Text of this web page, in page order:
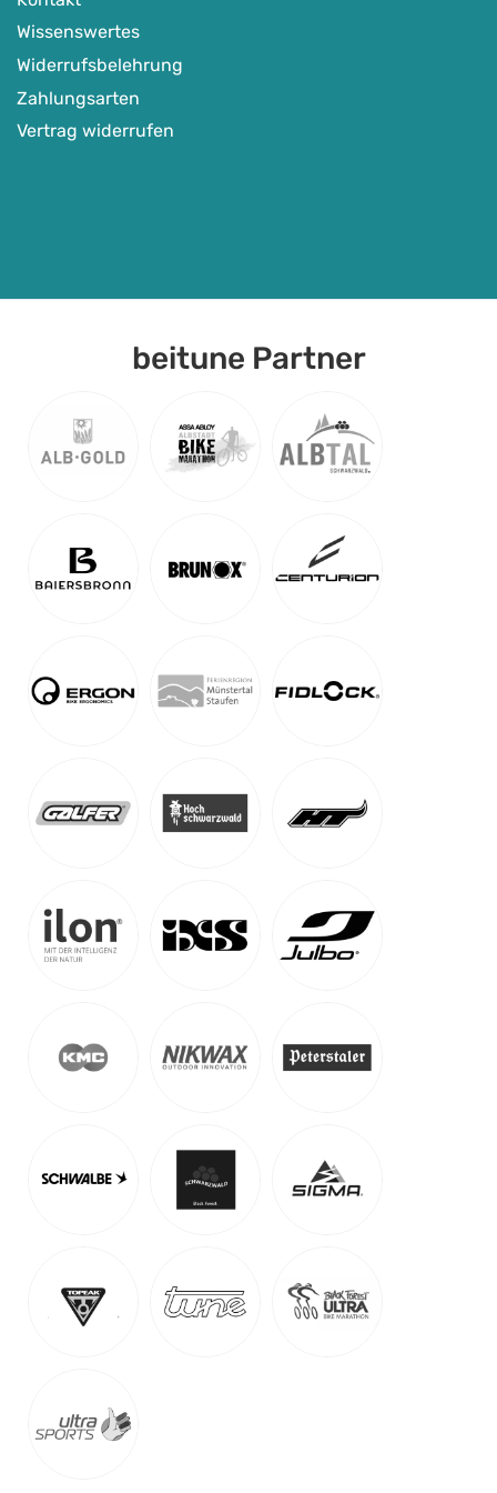
Wissenswertes
Widerrufsbelehrung
Zahlungsarten
Vertrag widerrufen
beitune Partner